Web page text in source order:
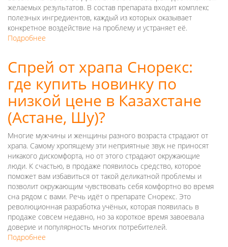
желаемых результатов. В состав препарата входит комплекс
полезных ингредиентов, каждый из которых оказывает
конкретное воздействие на проблему и устраняет её.
Подробнее
новое
эффективное
средство
от
табачной
зависимости.
купить
препарат
в
Казахстане
(Тараз,
Павлодар)?
Спрей от храпа Снорекс:
где купить новинку по
низкой цене в Казахстане
(Астане, Шу)?
Многие мужчины и женщины разного возраста страдают от
храпа. Самому хропящему эти неприятные звук не приносят
никакого дискомфорта, но от этого страдают окружающие
люди. К счастью, в продаже появилось средство, которое
поможет вам избавиться от такой деликатной проблемы и
позволит окружающим чувствовать себя комфортно во время
сна рядом с вами. Речь идёт о препарате Снорекс. Это
революционная разработка учёных, которая появилась в
продаже совсем недавно, но за короткое время завоевала
доверие и популярность многих потребителей.
Подробнее